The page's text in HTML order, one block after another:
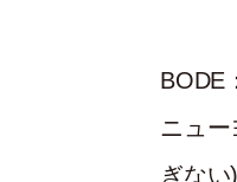
BODE
ニュ
ぎない